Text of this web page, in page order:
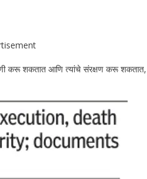
करू शकतात आणि त्यांचे संरक्षण करू शकतात,